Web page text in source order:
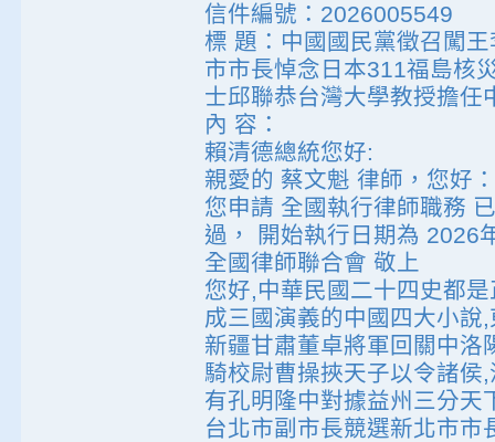
信件編號：2026005549
標 題：中國國民黨徵召闖
市市長悼念日本311福島核
士邱聯恭台灣大學教授擔任
內 容：
賴清德總統您好:
親愛的 蔡文魁 律師，您好：
您申請 全國執行律師職務
過， 開始執行日期為 2026
全國律師聯合會 敬上
您好,中華民國二十四史都
成三國演義的中國四大小說
新疆甘肅董卓將軍回關中洛
騎校尉曹操挾天子以令諸侯
有孔明隆中對據益州三分天
台北市副市長競選新北市